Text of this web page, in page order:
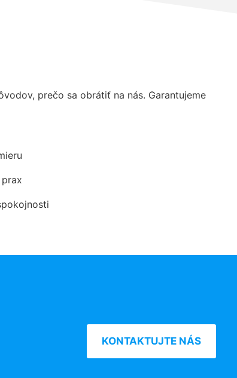
prečo sa obrátiť na nás. Garantujeme
KONTAKTUJTE NÁS